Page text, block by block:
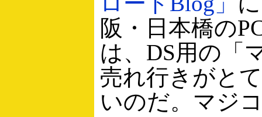
阪・日本橋の
は、DS用の「
売れ行きがと
いのだ。マジ